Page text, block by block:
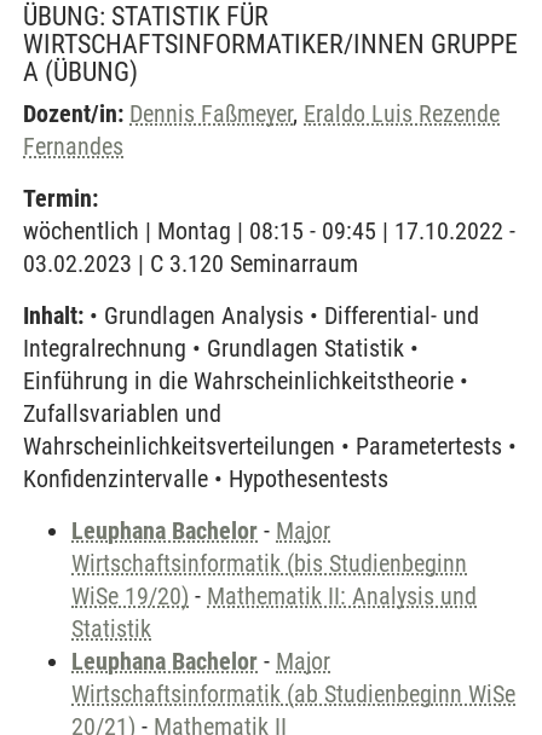
ÜBUNG: STATISTIK FÜR
WIRTSCHAFTSINFORMATIKER/INNEN GRUPPE
A (ÜBUNG)
Dozent/in: Dennis Faßmeyer, Eraldo Luis Rezende
Fernandes
Termin:
wöchentlich | Montag | 08:15 - 09:45 | 17.10.2022 -
03.02.2023 | C 3.120 Seminarraum
Inhalt: • Grundlagen Analysis • Differential- und
Integralrechnung • Grundlagen Statistik •
Einführung in die Wahrscheinlichkeitstheorie •
Zufallsvariablen und
Wahrscheinlichkeitsverteilungen • Parametertests •
Konfidenzintervalle • Hypothesentests
Leuphana Bachelor - Major
Wirtschaftsinformatik (bis Studienbeginn
WiSe 19/20) - Mathematik II: Analysis und
Statistik
Leuphana Bachelor - Major
Wirtschaftsinformatik (ab Studienbeginn WiSe
20/21) - Mathematik II